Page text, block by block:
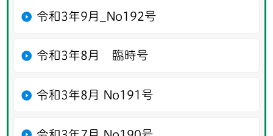
令和3年9月_No192号
令和3年8月 臨時号
令和3年8月 No191号